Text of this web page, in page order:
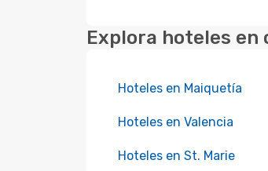
Explora hoteles
Hoteles en Maiquetía
Hoteles en Valencia
Hoteles en St. Marie